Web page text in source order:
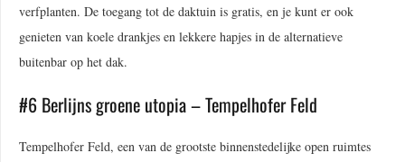
verfplanten. De toegang tot de daktuin is gratis, en je kunt er ook
genieten van koele drankjes en lekkere hapjes in de alternatieve
buitenbar op het dak.
#6 Berlijns groene utopia – Tempelhofer Feld
Tempelhofer Feld, een van de grootste binnenstedelijke open ruimtes